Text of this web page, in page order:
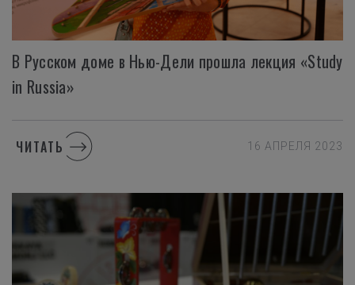
В Русском доме в Нью-Дели прошла лекция «Study
in Russia»
ЧИТАТЬ 16 АПРЕЛЯ 2023